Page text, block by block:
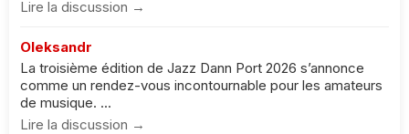
Lire la discussion →
Oleksandr
La troisième édition de Jazz Dann Port 2026 s’annonce
comme un rendez-vous incontournable pour les amateurs
de musique. ...
Lire la discussion →